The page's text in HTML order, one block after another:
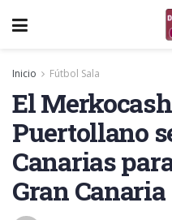
Inicio Fútbol Sala
El
Puertollano
Canarias
Gran Canaria